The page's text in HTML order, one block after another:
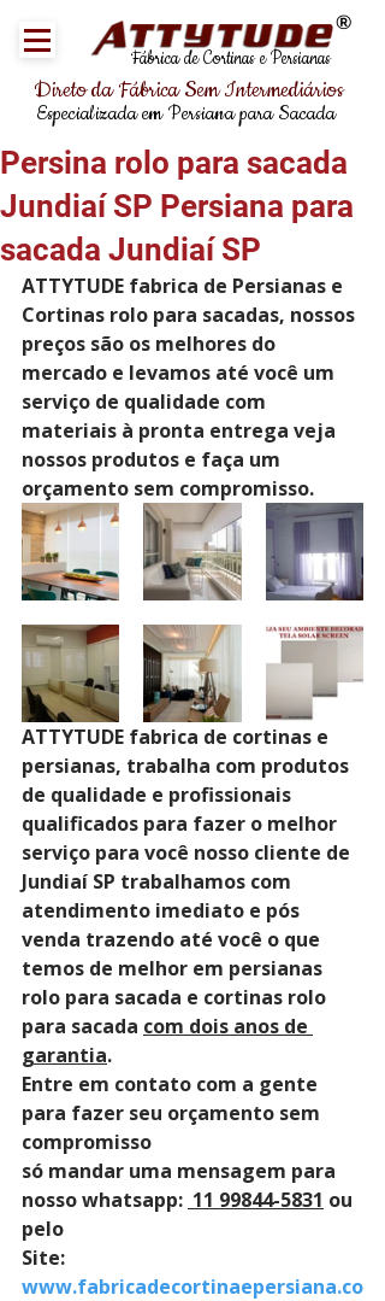
Fábrica de Cortinas e Persianas
®
Direto da Fábrica Sem Intermediários
Especializada em Persiana para Sacada
Persina rolo para sacada
Jundiaí SP Persiana para
sacada Jundiaí SP
ATTYTUDE fabrica de Persianas e
Cortinas rolo para sacadas, nossos
preços são os melhores do
mercado e levamos até você um
serviço de qualidade com
materiais à pronta entrega veja
nossos produtos e faça um
orçamento sem compromisso.
ATTYTUDE fabrica de cortinas e
persianas, trabalha com produtos
de qualidade e profissionais
qualificados para fazer o melhor
serviço para você nosso cliente de
Jundiaí SP trabalhamos com
atendimento imediato e pós
venda trazendo até você o que
temos de melhor em persianas
rolo para sacada e cortinas rolo
para sacada com dois anos de
garantia.
Entre em contato com a gente
para fazer seu orçamento sem
compromisso
só mandar uma mensagem para
nosso whatsapp: 11 99844-5831 ou
pelo
Site:
www.fabricadecortinaepersiana.co